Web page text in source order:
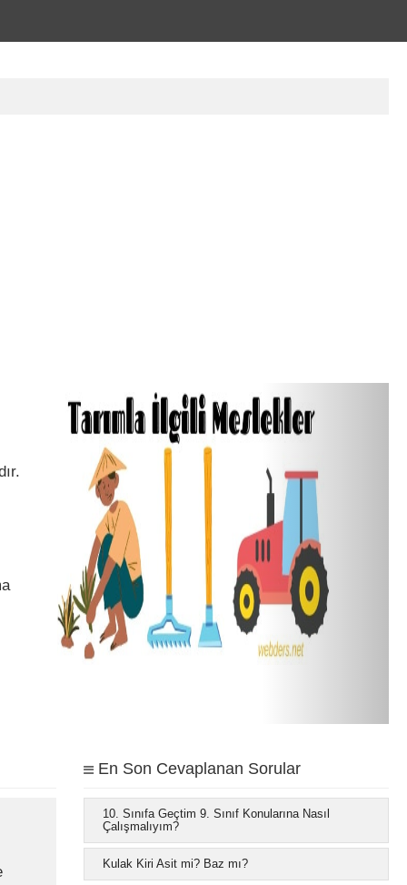
En Son Cevaplanan Sorular
10. Sınıfa Geçtim 9. Sınıf Konularına Nasıl
Çalışmalıyım?
Kulak Kiri Asit mi? Baz mı?